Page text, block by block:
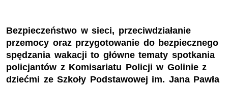
Bezpieczeństwo w sieci, przeciwdziałanie
przemocy oraz przygotowanie do bezpiecznego
spędzania wakacji to główne tematy spotkania
policjantów z Komisariatu Policji w Golinie z
dziećmi ze Szkoły Podstawowej im. Jana Pawła